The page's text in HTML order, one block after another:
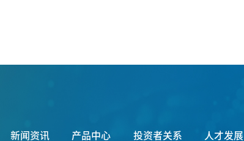
新闻资讯 产品中心 投资者关系 人才发展